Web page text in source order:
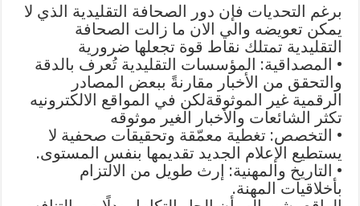
برغم التحديات فإن دور الصحافة التقليدية الذي لا
يمكن تعويضه والي الان ما زالت الصحافة
التقليدية تمتلك نقاط قوة تجعلها ضرورية
• المصداقية: المؤسسات التقليدية تُعرف بالدقة
والتحقق من الأخبار مقارنةً ببعض المصادر
الرقمية غير الموثوقةلكن في المواقع الالكترونيه
تكثر الشائعات والأخبار الغير موثوقه
• التخصص: تغطية معمّقة وتحقيقات صحفية لا
يستطيع الإعلام الجديد تقديمها بنفس المستوى.
• التاريخ والمهنية: إرث طويل من الالتزام
بأخلاقيات المهنة.